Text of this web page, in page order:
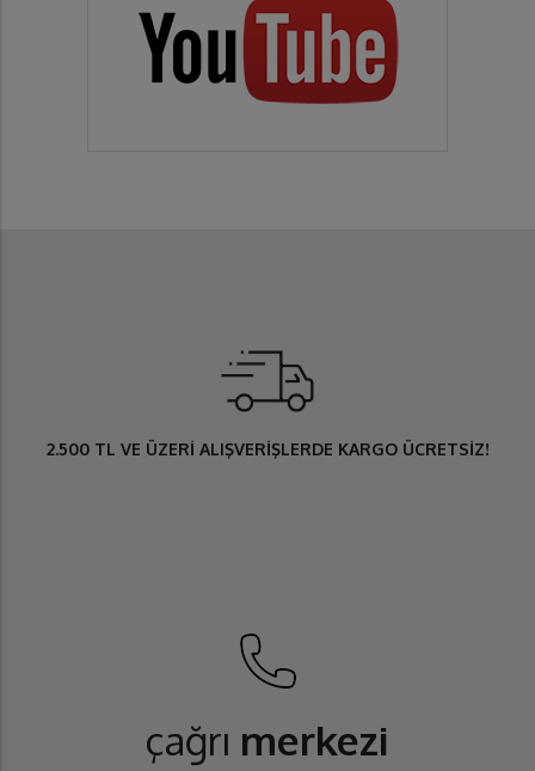
2.500 TL VE ÜZERİ ALIŞVERİŞLERDE KARGO ÜCRETSİZ!
çağrı merkezi